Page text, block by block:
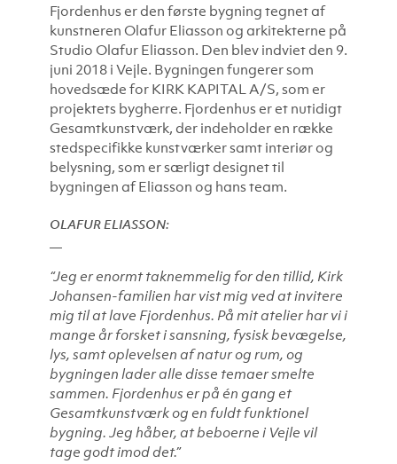
Fjordenhus er den første bygning tegnet af
kunstneren Olafur Eliasson og arkitekterne på
Studio Olafur Eliasson. Den blev indviet den 9.
juni 2018 i Vejle. Bygningen fungerer som
hovedsæde for KIRK KAPITAL A/S, som er
projektets bygherre. Fjordenhus er et nutidigt
Gesamtkunstværk, der indeholder en række
stedspecifikke kunstværker samt interiør og
belysning, som er særligt designet til
bygningen af Eliasson og hans team.
OLAFUR ELIASSON:
“Jeg er enormt taknemmelig for den tillid, Kirk
Johansen-familien har vist mig ved at invitere
mig til at lave Fjordenhus. På mit atelier har vi i
mange år forsket i sansning, fysisk bevægelse,
lys, samt oplevelsen af natur og rum, og
bygningen lader alle disse temaer smelte
sammen. Fjordenhus er på én gang et
Gesamtkunstværkog en fuldt funktionel
bygning. Jeg håber, at beboerne i Vejle vil
tage godt imod det.”